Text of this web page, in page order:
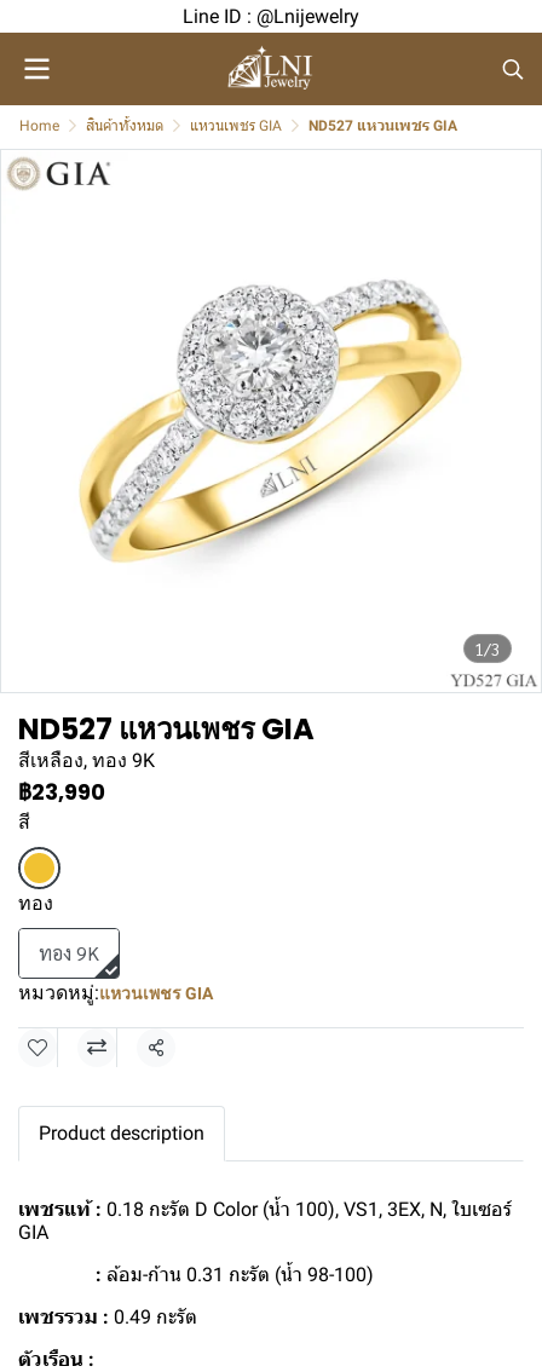
Line ID : @Lnijewelry
Home สินค้าทั้งหมด แหวนเพชร GIA ND527 แหวนเพชร GIA
1/3
ND527 แหวนเพชร GIA
สีเหลือง, ทอง 9K
฿23,990
สี
ทอง
ทอง 9K
หมวดหมู่:แหวนเพชร GIA
แชร์
Product description
เพชรแท้ : 0.18 กะรัต D Color (น้ำ 100), VS1, 3EX, N, ใบเซอร์
GIA
: ล้อม-ก้าน 0.31 กะรัต (น้ำ 98-100)
เพชรรวม : 0.49 กะรัต
ตัวเรือน :